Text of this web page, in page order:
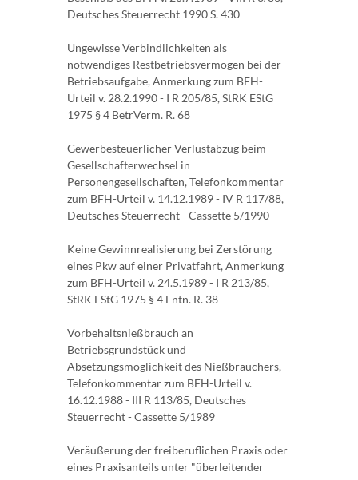
Deutsches Steuerrecht 1990 S. 430
Ungewisse Verbindlichkeiten als
notwendiges Restbetriebsvermögen bei der
Betriebsaufgabe, Anmerkung zum BFH-
Urteil v. 28.2.1990 - I R 205/85, StRK EStG
1975 § 4 BetrVerm. R. 68
Gewerbesteuerlicher Verlustabzug beim
Gesellschafterwechsel in
Personengesellschaften, Telefonkommentar
zum BFH-Urteil v. 14.12.1989 - IV R 117/88,
Deutsches Steuerrecht - Cassette 5/1990
Keine Gewinnrealisierung bei Zerstörung
eines Pkw auf einer Privatfahrt, Anmerkung
zum BFH-Urteil v. 24.5.1989 - I R 213/85,
StRK EStG 1975 § 4 Entn. R. 38
Vorbehaltsnießbrauch an
Betriebsgrundstück und
Absetzungsmöglichkeit des Nießbrauchers,
Telefonkommentar zum BFH-Urteil v.
16.12.1988 - III R 113/85, Deutsches
Steuerrecht - Cassette 5/1989
Veräußerung der freiberuflichen Praxis oder
eines Praxisanteils unter "überleitender